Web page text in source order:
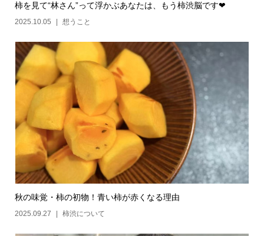
柿を見て“林さん”って浮かぶあなたは、もう柿渋脳です❤
2025.10.05 想うこと
秋の味覚・柿の初物！青い柿が赤くなる理由
2025.09.27 柿渋について